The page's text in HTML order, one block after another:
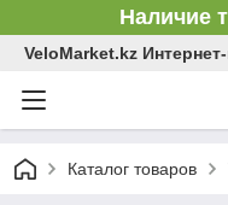
Наличие
VeloMarket.kz
Каталог товаров